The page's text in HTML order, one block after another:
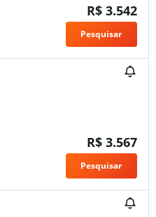
R$ 3.542
Pesquisar
R$ 3.567
Pesquisar